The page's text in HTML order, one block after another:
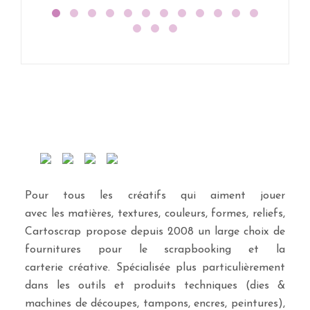
Pour tous les créatifs qui aiment jouer
avec les matières, textures, couleurs, formes, reliefs,
Cartoscrap propose depuis 2008 un large choix de
fournitures pour le scrapbooking et la
carterie créative. Spécialisée plus particulièrement
dans les outils et produits techniques (dies &
machines de découpes, tampons, encres, peintures),